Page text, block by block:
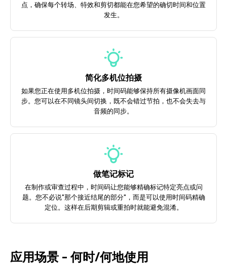
点，确保每个转场、特效和剪切都能在您希望的确切时间和位置
发生。
简化多机位拍摄
如果您正在使用多机位拍摄，时间码能够保持所有摄像机画面同
步。您可以在不同镜头间切换，既不会错过节拍，也不会失去与
音频的同步。
做笔记标记
在制作或审查过程中，时间码让您能够精确标记特定亮点或问
题。您不必说"那个接近结尾的部分"，而是可以使用时间码精确
定位。这样在后期剪辑或重拍时就能避免混淆。
应用场景 - 何时/何地使用